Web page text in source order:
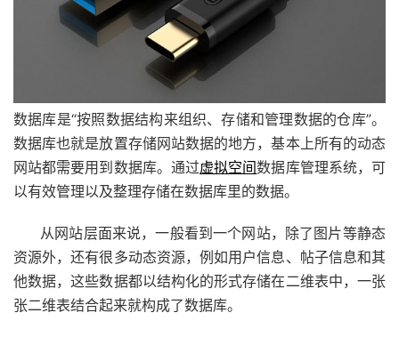
数据库是“按照数据结构来组织、存储和管理数据的仓库”。
数据库也就是放置存储网站数据的地方，基本上所有的动态
网站都需要用到数据库。通过虚拟空间数据库管理系统，可
以有效管理以及整理存储在数据库里的数据。
从网站层面来说，一般看到一个网站，除了图片等静态
资源外，还有很多动态资源，例如用户信息、帖子信息和其
他数据，这些数据都以结构化的形式存储在二维表中，一张
张二维表结合起来就构成了数据库。